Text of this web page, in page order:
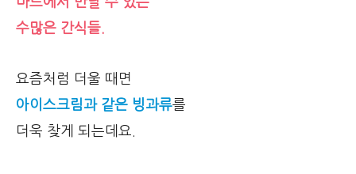
수많은 간식들.
요즘처럼 더울 때면
아이스크림과 같은 빙과류를
더욱 찾게 되는데요.